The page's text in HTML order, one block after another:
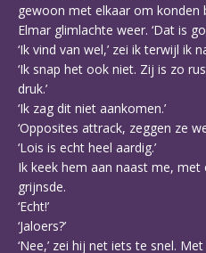
gewoon met elkaar om konden
Elmar glimlachte weer. ‘Dat is
‘Ik vind van wel,’ zei ik terwijl ik
‘Ik snap het ook niet. Zij is zo
druk.’
‘Ik zag dit niet aankomen.’
‘Opposites attrack, zeggen ze
‘Lois is echt heel aardig.’
Ik keek hem aan naast me,
grijnsde.
‘Echt!’
‘Jaloers?’
‘Nee,’ zei hij net iets te snel.